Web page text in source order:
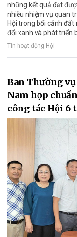
những kết quả đạt
nhiều nhiệm vụ quan
Hội trong bối cảnh đất
đổi xanh và phát triển
Tin hoạt động Hội
Ban Thường
Nam họp
công tác Hội 6